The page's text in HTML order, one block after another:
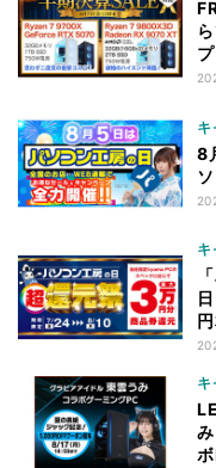
プ
キ
8
キ
キ